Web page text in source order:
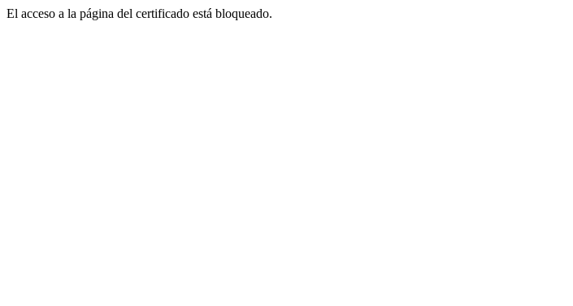
El acceso a la página del certificado está bloqueado.